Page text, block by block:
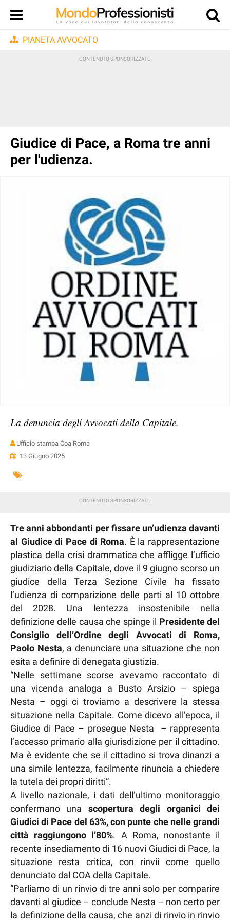
PIANETA AVVOCATO
Giudice di Pace, a Roma tre anni
per l'udienza.
La denuncia degli Avvocati della Capitale.
Ufficio stampa Coa Roma
13 Giugno 2025
Tre anni abbondanti per fissare un’udienza davanti
al Giudice di Pace di Roma. È la rappresentazione
plastica della crisi drammatica che affligge l’ufficio
giudiziario della Capitale, dove il 9 giugno scorso un
giudice della Terza Sezione Civile ha fissato
l’udienza di comparizione delle parti al 10 ottobre
del 2028. Una lentezza insostenibile nella
definizione delle causa che spinge il Presidente del
Consiglio dell’Ordine degli Avvocati di Roma,
Paolo Nesta, a denunciare una situazione che non
esita a definire di denegata giustizia.
“Nelle settimane scorse avevamo raccontato di
una vicenda analoga a Busto Arsizio – spiega
Nesta – oggi ci troviamo a descrivere la stessa
situazione nella Capitale. Come dicevo all’epoca, il
Giudice di Pace – prosegue Nesta – rappresenta
l’accesso primario alla giurisdizione per il cittadino.
Ma è evidente che se il cittadino si trova dinanzi a
una simile lentezza, facilmente rinuncia a chiedere
la tutela dei propri diritti”.
A livello nazionale, i dati dell’ultimo monitoraggio
confermano una scopertura degli organici dei
Giudici di Pace del 63%, con punte che nelle grandi
città raggiungono l’80%. A Roma, nonostante il
recente insediamento di 16 nuovi Giudici di Pace, la
situazione resta critica, con rinvii come quello
denunciato dal COA della Capitale.
“Parliamo di un rinvio di tre anni solo per comparire
davanti al giudice – conclude Nesta – non certo per
la definizione della causa, che anzi di rinvio in rinvio